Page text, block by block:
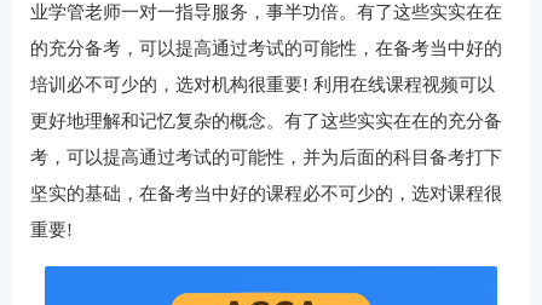
业学管老师一对一指导服务，事半功倍。有了这些实实在在
的充分备考，可以提高通过考试的可能性，在备考当中好的
培训必不可少的，选对机构很重要! 利用在线课程视频可以
更好地理解和记忆复杂的概念。有了这些实实在在的充分备
考，可以提高通过考试的可能性，并为后面的科目备考打下
坚实的基础，在备考当中好的课程必不可少的，选对课程很
重要!